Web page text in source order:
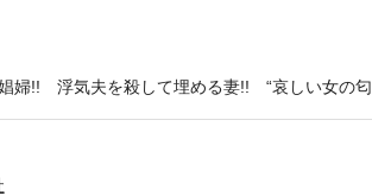
婦!! 浮気夫を殺して埋める妻!! “哀しい女の匂